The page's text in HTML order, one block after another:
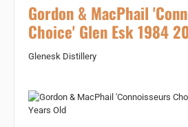
Gordon & MacPhail
Choice' Glen Esk 1984
Glenesk Distillery
Bildergalerie überspringen